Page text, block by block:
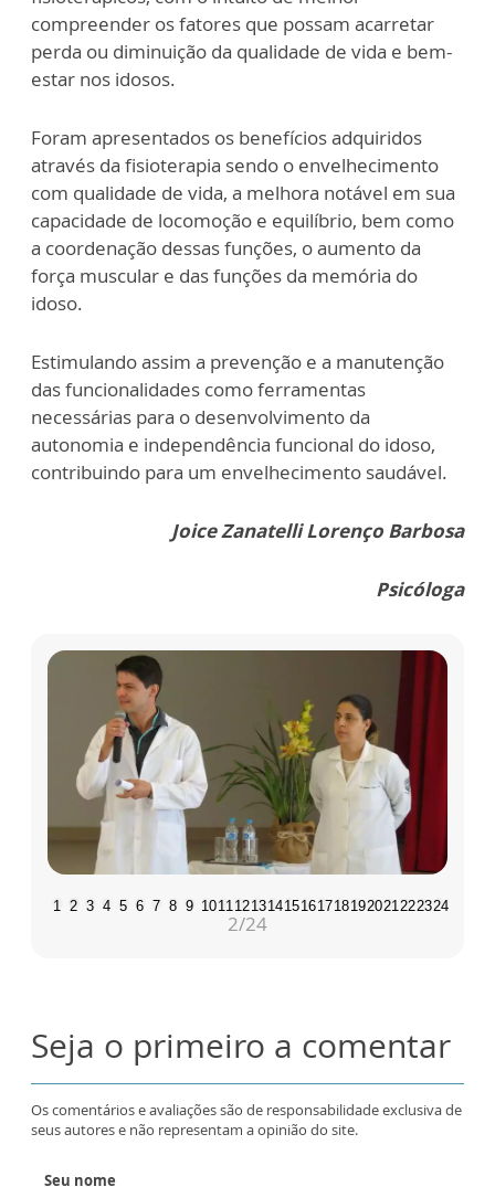
compreender os fatores que possam acarretar
perda ou diminuição da qualidade de vida e bem-
estar nos idosos.
Foram apresentados os benefícios adquiridos
através da fisioterapia sendo o envelhecimento
com qualidade de vida, a melhora notável em sua
capacidade de locomoção e equilíbrio, bem como
a coordenação dessas funções, o aumento da
força muscular e das funções da memória do
idoso.
Estimulando assim a prevenção e a manutenção
das funcionalidades como ferramentas
necessárias para o desenvolvimento da
autonomia e independência funcional do idoso,
contribuindo para um envelhecimento saudável.
Joice Zanatelli Lorenço Barbosa
Psicóloga
1 2 3 4 5 6 7 8 9 1011 12131415161718192021 222324
2/24
Seja o primeiro a comentar
Os comentários e avaliações são de responsabilidade exclusiva de
seus autores e não representam a opinião do site.
Seu nome